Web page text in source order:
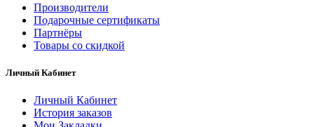
Производители
Подарочные сертификаты
Партнёры
Товары со скидкой
Личный Кабинет
Личный Кабинет
История заказов